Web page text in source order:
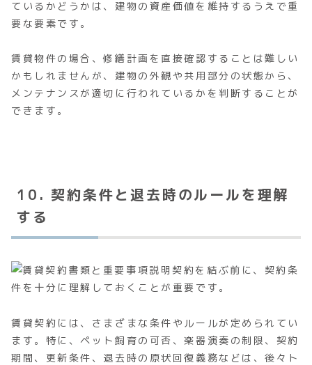
ているかどうかは、建物の資産価値を維持するうえで重
要な要素です。
賃貸物件の場合、修繕計画を直接確認することは難しい
かもしれませんが、建物の外観や共用部分の状態から、
メンテナンスが適切に行われているかを判断することが
できます。
10. 契約条件と退去時のルールを理解
する
契約を結ぶ前に、契約条
件を十分に理解しておくことが重要です。
賃貸契約には、さまざまな条件やルールが定められてい
ます。特に、ペット飼育の可否、楽器演奏の制限、契約
期間、更新条件、退去時の原状回復義務などは、後々ト